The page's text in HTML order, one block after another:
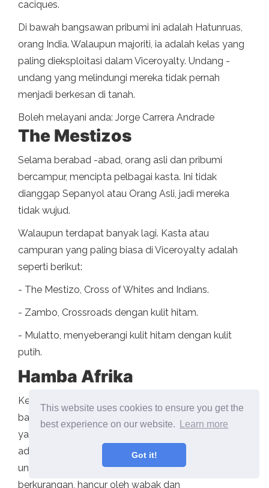
This website uses cookies to ensure you get the
best experience on our website.
Learn more
Got it!
caciques.
Di bawah bangsawan pribumi ini adalah Hatunruas,
orang India. Walaupun majoriti, ia adalah kelas yang
paling dieksploitasi dalam Viceroyalty. Undang -
undang yang melindungi mereka tidak pernah
menjadi berkesan di tanah.
Boleh melayani anda: Jorge Carrera Andrade
The Mestizos
Selama berabad -abad, orang asli dan pribumi
bercampur, mencipta pelbagai kasta. Ini tidak
dianggap Sepanyol atau Orang Asli, jadi mereka
tidak wujud.
Walaupun terdapat banyak lagi. Kasta atau
campuran yang paling biasa di Viceroyalty adalah
seperti berikut:
- The Mestizo, Cross of Whites and Indians.
- Zambo, Crossroads dengan kulit hitam.
- Mulatto, menyeberangi kulit hitam dengan kulit
putih.
Hamba Afrika
Kelas sosial dan kaum yang paling kurang bernasib
baik dari Viceroyalty dibentuk oleh orang kulit hitam
yang diambil dari Afrika, sebagai budak. Takdirnya
adalah untuk bekerja di pertanian dan lombong
untuk menggantikan buruh pribumi yang
berkurangan, hancur oleh wabak dan